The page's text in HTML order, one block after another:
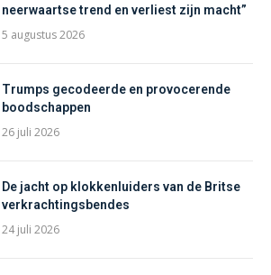
neerwaartse trend en verliest zijn macht”
5 augustus 2026
Trumps gecodeerde en provocerende
boodschappen
26 juli 2026
De jacht op klokkenluiders van de Britse
verkrachtingsbendes
24 juli 2026